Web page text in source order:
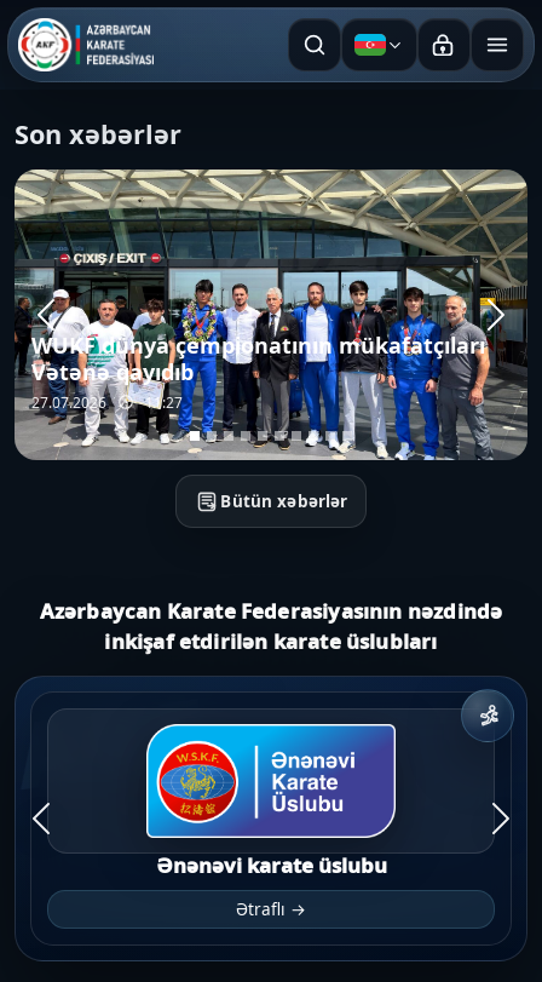
Azərbaycan dili
Son xəbərlər
Sensei Manabu Murakaminin rəhbərliyi ilə
keçirilən karate üzrə texniki seminar
uğurla başa çatıb
26.07.2026 17:52
Bütün xəbərlər
Azərbaycan Karate Federasiyasının nəzdində
inkişaf etdirilən karate üslubları
AKF
Ənənəvi karate üslubu
Ətraflı →